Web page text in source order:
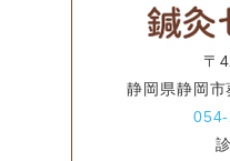
〒
静岡県静岡